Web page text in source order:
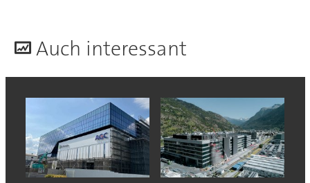
Auch interessant